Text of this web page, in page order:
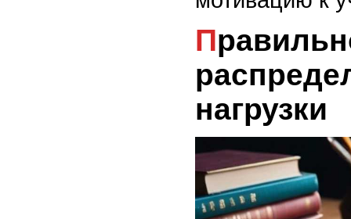
Правильное
нагрузки